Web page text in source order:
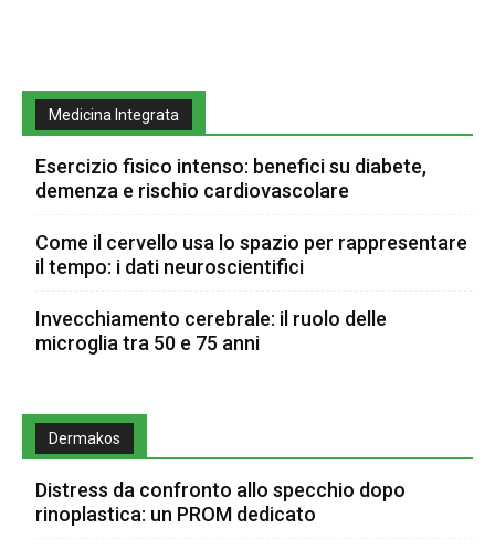
Medicina Integrata
Esercizio fisico intenso: benefici su diabete,
demenza e rischio cardiovascolare
Come il cervello usa lo spazio per rappresentare
il tempo: i dati neuroscientifici
Invecchiamento cerebrale: il ruolo delle
microglia tra 50 e 75 anni
Dermakos
Distress da confronto allo specchio dopo
rinoplastica: un PROM dedicato